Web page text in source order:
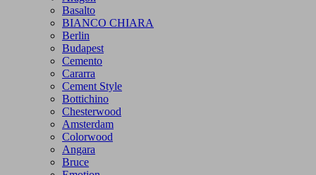
Basalto
BIANCO CHIARA
Berlin
Budapest
Cemento
Cararra
Cement Style
Bottichino
Chesterwood
Amsterdam
Colorwood
Angara
Bruce